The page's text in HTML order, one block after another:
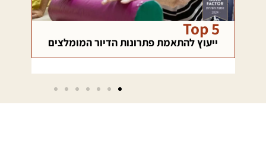
מהבחירה ועד ההסתגלות